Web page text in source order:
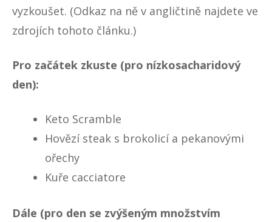
vyzkoušet. (Odkaz na ně v angličtině najdete ve
zdrojích tohoto článku.)
Pro začátek zkuste (pro nízkosacharidový
den):
Keto Scramble
Hovězí steak s brokolicí a pekanovými
ořechy
Kuře cacciatore
Dále (pro den se zvýšeným množstvím